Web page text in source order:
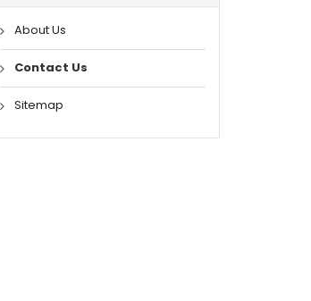
About Us
Contact Us
Sitemap